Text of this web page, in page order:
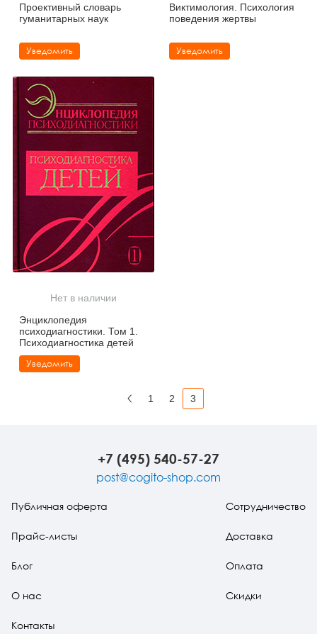
Проективный словарь
гуманитарных наук
Уведомить
Виктимология. Психология
поведения жертвы
Уведомить
Нет в наличии
Энциклопедия
психодиагностики. Том 1.
Психодиагностика детей
Уведомить
1 2 3
+7 (495) 540-57-27
post@cogito-shop.com
Публичная оферта
Прайс-листы
Блог
О нас
Контакты
Сотрудничество
Доставка
Оплата
Скидки